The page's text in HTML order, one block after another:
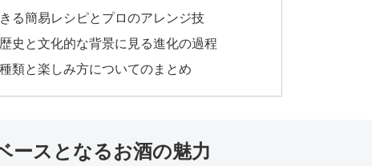
る簡易レシピとプロのアレンジ技
史と文化的な背景に見る進化の過程
類と楽しみ方についてのまとめ
ースとなるお酒の魅力